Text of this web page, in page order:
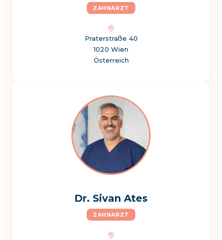
ZAHNARZT
Praterstraße 40
1020 Wien
Österreich
Dr. Sivan Ates
ZAHNARZT